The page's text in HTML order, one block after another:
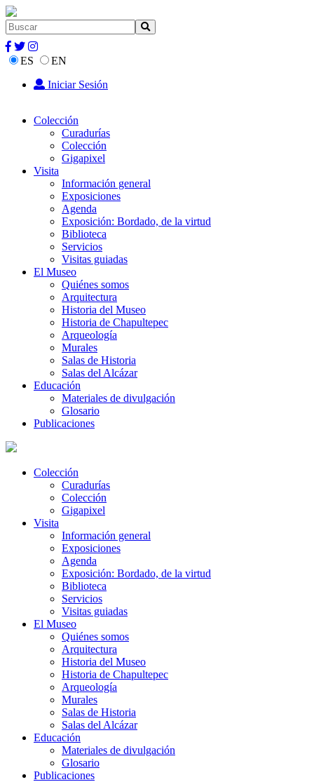
ES
EN
Iniciar Sesión
Colección
Curadurías
Colección
Gigapixel
Visita
Información general
Exposiciones
Agenda
Exposición: Bordado, de la virtud
Biblioteca
Servicios
Visitas guiadas
El Museo
Quiénes somos
Arquitectura
Historia del Museo
Historia de Chapultepec
Arqueología
Murales
Salas de Historia
Salas del Alcázar
Educación
Materiales de divulgación
Glosario
Publicaciones
Colección
Curadurías
Colección
Gigapixel
Visita
Información general
Exposiciones
Agenda
Exposición: Bordado, de la virtud
Biblioteca
Servicios
Visitas guiadas
El Museo
Quiénes somos
Arquitectura
Historia del Museo
Historia de Chapultepec
Arqueología
Murales
Salas de Historia
Salas del Alcázar
Educación
Materiales de divulgación
Glosario
Publicaciones